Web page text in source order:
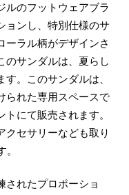
ルのフットウェアブラ
ョンし、特別仕様のサ
ーラル柄がデザインさ
のサンダルは、夏らし
。このサンダルは、
られた専用スペースで
にて販売されます。
クセサリーなども取り
されたプロポーショ